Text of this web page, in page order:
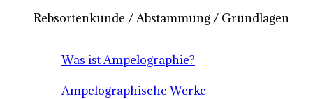
Rebsortenkunde / Abstammung / Grundlagen
Was ist Ampelographie?
Ampelographische Werke